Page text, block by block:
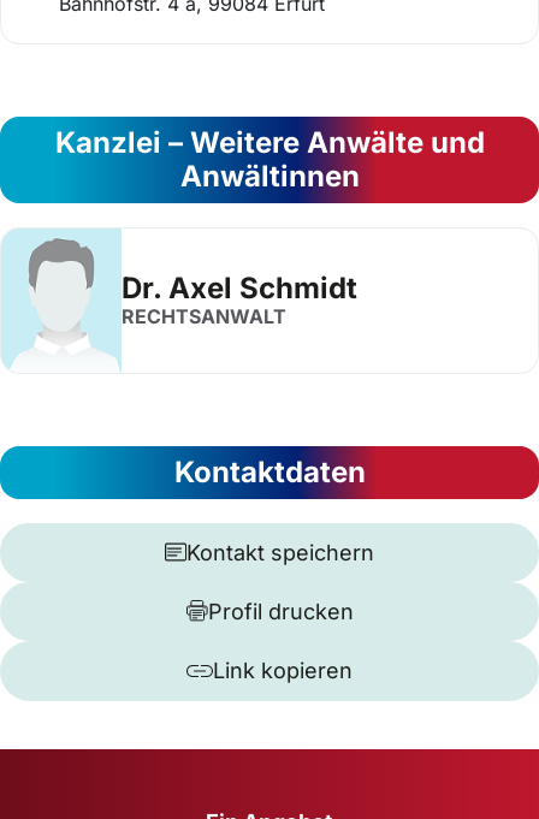
Kanzlei – Weitere Anwälte und
Anwältinnen
Dr. Axel Schmidt
RECHTSANWALT
Kontaktdaten
Kontakt speichern
Profil drucken
Link kopieren